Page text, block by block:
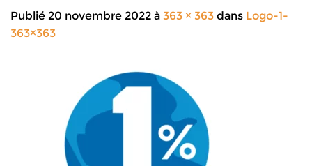
Publié 20 novembre 2022 à 363 × 363 dans Logo-1-
363×363